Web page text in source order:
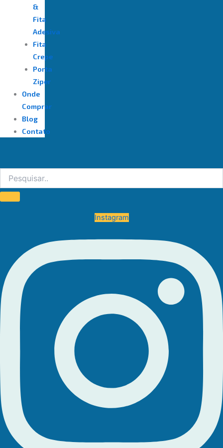
&
Fita
Adesiva
Fita
Crepe
Porta
Ziper
Onde
Comprar
Blog
Contato
Instagram